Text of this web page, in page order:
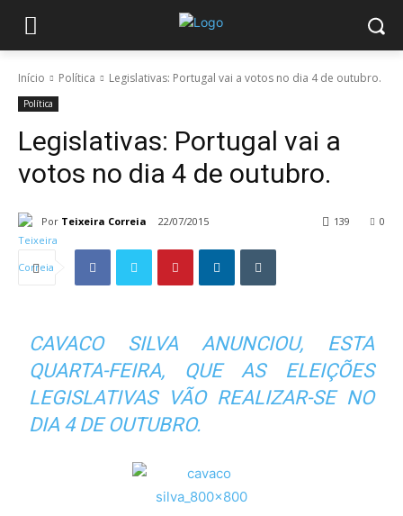
Início Política Legislativas: Portugal vai a votos no dia 4 de outubro.
Política
Legislativas: Portugal vai a
votos no dia 4 de outubro.
Por Teixeira Correia 22/07/2015 0
139
CAVACO SILVA ANUNCIOU, ESTA
QUARTA-FEIRA, QUE AS ELEIÇÕES
LEGISLATIVAS VÃO REALIZAR-SE NO
DIA 4 DE OUTUBRO.